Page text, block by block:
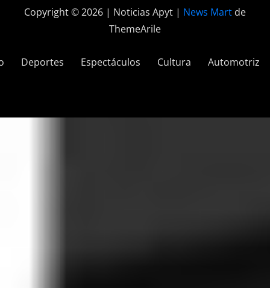
Copyright © 2026 | Noticias Apyt | News Mart de
ThemeArile
Deportes Espectáculos Cultura Automotriz